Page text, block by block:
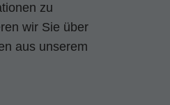
zu
wir Sie über
aus unserem